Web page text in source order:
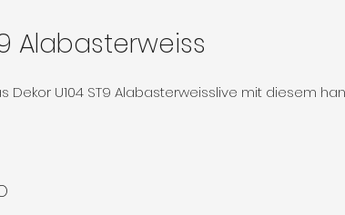
Alabasterweiss
Dekor U104 ST9 Alabasterweisslive mit diesem